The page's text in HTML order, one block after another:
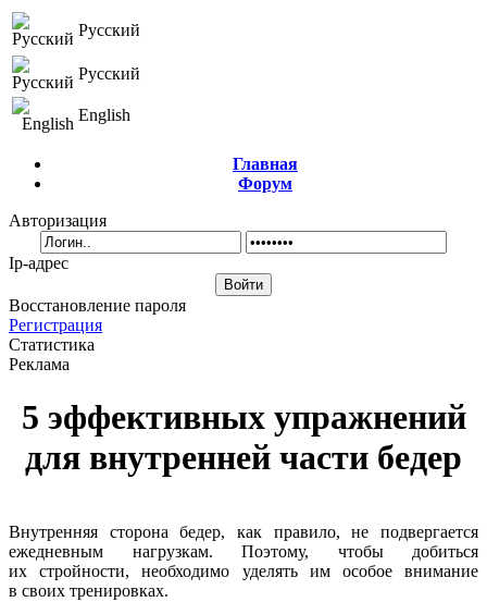
Русский
Русский
English
Главная
Форум
Авторизация
Ip-адрес
Восстановление пароля
Регистрация
Статистика
Реклама
5 эффективных упражнений
для внутренней части бедер
Внутренняя сторона бедер, как правило, не подвергается
ежедневным нагрузкам. Поэтому, чтобы добиться
их стройности, необходимо уделять им особое внимание
в своих тренировках.